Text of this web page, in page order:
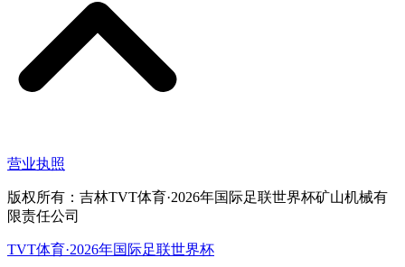
营业执照
版权所有：吉林TVT体育·2026年国际足联世界杯矿山机械有
限责任公司
TVT体育·2026年国际足联世界杯